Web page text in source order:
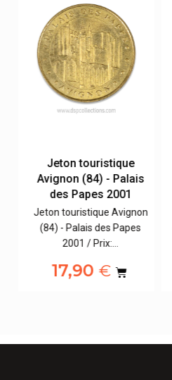
Jeton touristique
Avignon (84) - Palais
des Papes 2001
Jeton touristique Avignon
(84) - Palais des Papes
2001 / Prix:…
17,90 €